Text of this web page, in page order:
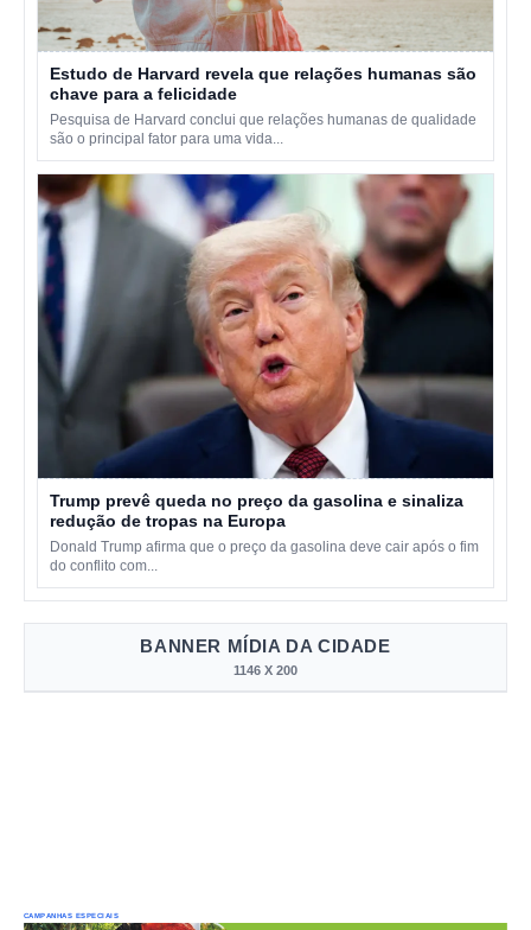
Estudo de Harvard revela que relações humanas são
chave para a felicidade
Pesquisa de Harvard conclui que relações humanas de qualidade
são o principal fator para uma vida...
Trump prevê queda no preço da gasolina e sinaliza
redução de tropas na Europa
Donald Trump afirma que o preço da gasolina deve cair após o fim
do conflito com...
BANNER MÍDIA DA CIDADE
1146 X 200
CAMPANHAS ESPECIAIS